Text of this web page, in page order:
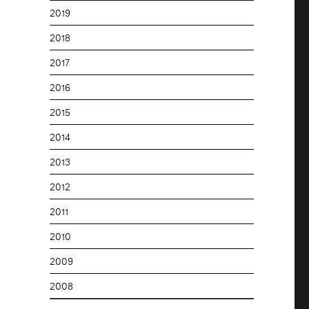
2019
2018
2017
2016
2015
2014
2013
2012
2011
2010
2009
2008